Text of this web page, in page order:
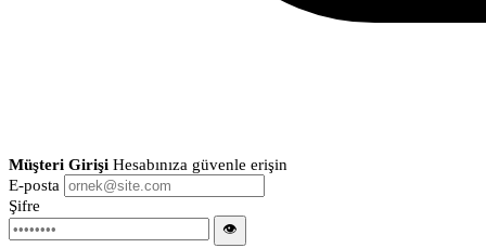
Müşteri Girişi Hesabınıza güvenle erişin
E-posta
Şifre
👁